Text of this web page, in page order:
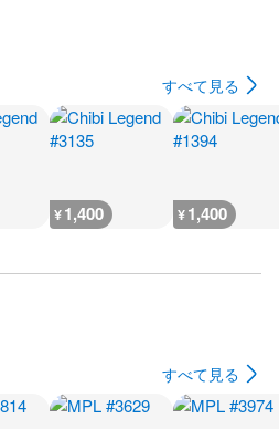
すべて見る
¥1,400 ¥1,400
すべて見る